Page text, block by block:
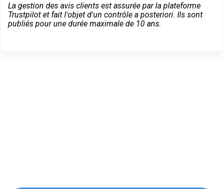
La gestion des avis clients est assurée par la plateforme
Trustpilot et fait l'objet d'un contrôle a posteriori. Ils sont
publiés pour une durée maximale de 10 ans.